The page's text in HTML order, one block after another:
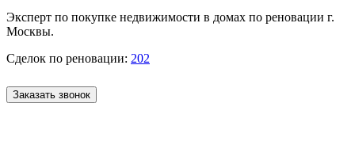
Эксперт по покупке недвижимости в домах по реновации г.
Москвы.
Сделок по реновации: 202
Заказать звонок